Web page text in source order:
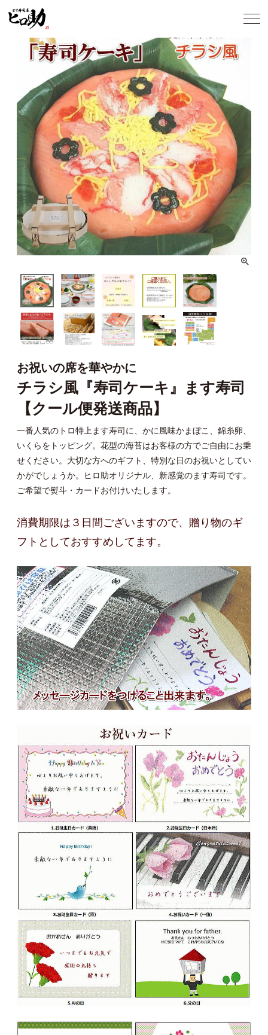
お祝いの席を華やかに
チラシ風『寿司ケーキ』ます寿司
【クール便発送商品】
一番人気のトロ特上ます寿司に、かに風味かまぼこ、錦糸卵、
いくらをトッピング。花型の海苔はお客様の方でご自由にお乗
せください。大切な方へのギフト、特別な日のお祝いとしてい
かがでしょうか。ヒロ助オリジナル、新感覚のます寿司です。
ご希望で熨斗・カードお付けいたします。
消費期限は３日間ございますので、贈り物のギ
フトとしておすすめしてます。